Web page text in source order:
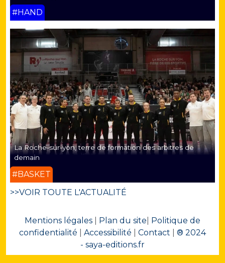
#HAND
La Roche-sur-yon, terre de formation des arbitres de
demain
#BASKET
>>VOIR TOUTE L'ACTUALITÉ
Mentions légales Plan du site Politique de
confidentialité
Accessibilité Contact
® 2024
- saya-editions.fr